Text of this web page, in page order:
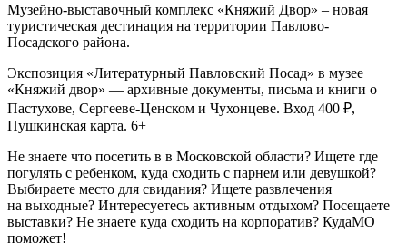
Музейно-выставочный комплекс «Княжий Двор» – новая
туристическая дестинация на территории Павлово-
Посадского района.
Экспозиция «Литературный Павловский Посад» в музее
«Княжий двор» — архивные документы, письма и книги о
Пастухове, Сергееве-Ценском и Чухонцеве. Вход 400 ₽,
Пушкинская карта. 6+
Не знаете что посетить в в Московской области? Ищете где
погулять с ребенком, куда сходить с парнем или девушкой?
Выбираете место для свидания? Ищете развлечения
на выходные? Интересуетесь активным отдыхом? Посещаете
выставки? Не знаете куда сходить на корпоратив? КудаМО
поможет!